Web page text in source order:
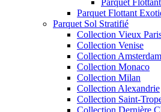
Parquet
Parquet Flottant
Parquet Sol Stratifié
Collection Vieux
Collection Venise
Collection Amsterdam
Collection Monaco
Collection Milan
Collection Alexandrie
Collection Saint-
Collection Dernière